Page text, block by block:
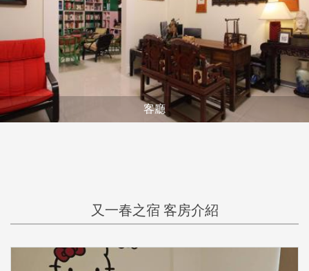
客廳
又一春之宿 客房介紹